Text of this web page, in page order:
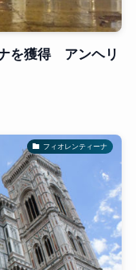
を獲得 アンヘリ
フィオレンティーナ